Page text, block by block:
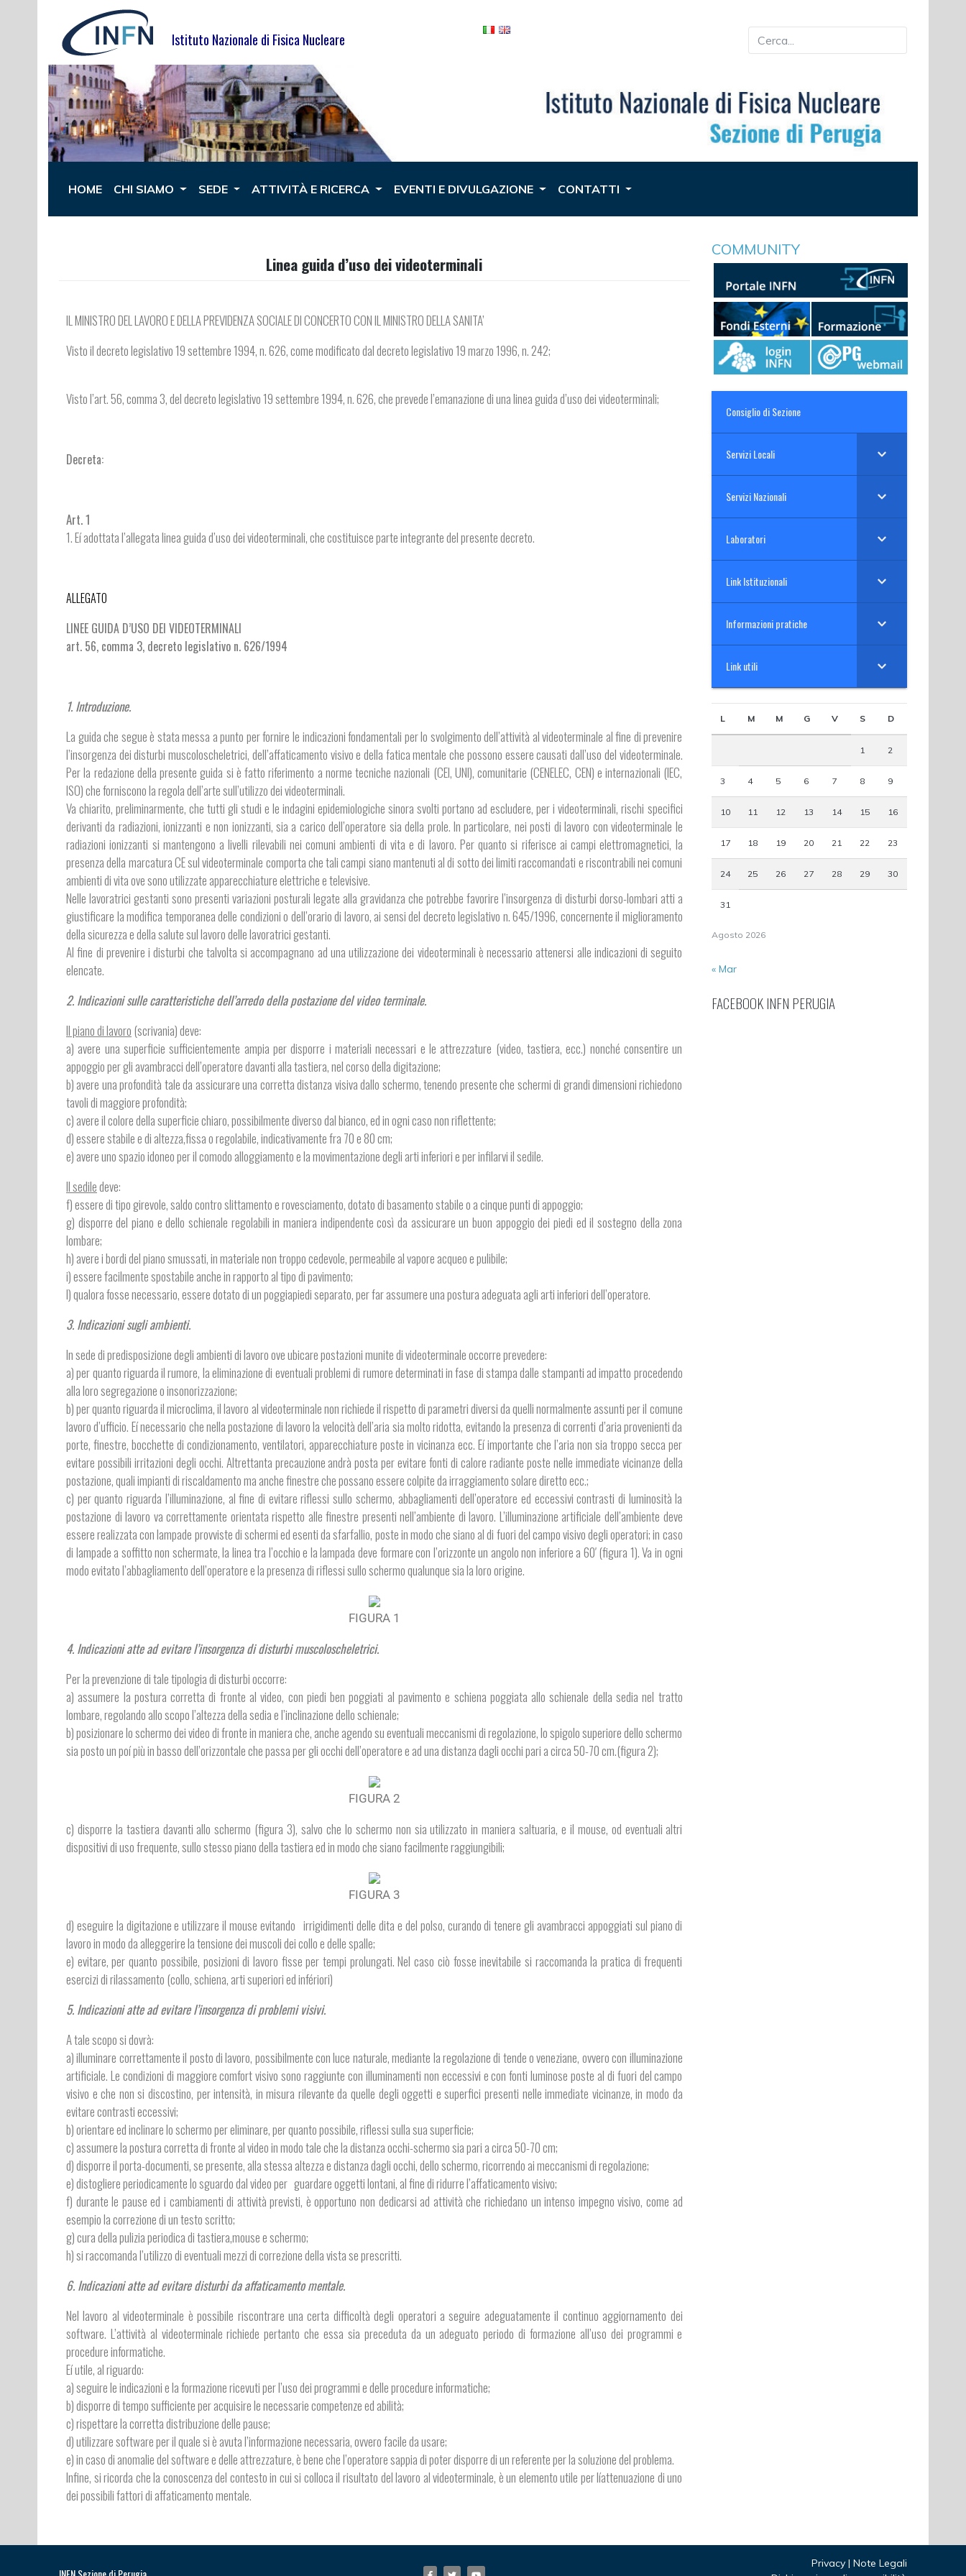
Istituto Nazionale di Fisica Nucleare
HOME CHI SIAMO SEDE ATTIVITÀ E RICERCA EVENTI E DIVULGAZIONE CONTATTI
Linea guida d’uso dei videoterminali
IL MINISTRO DEL LAVORO E DELLA PREVIDENZA SOCIALE DI CONCERTO CON IL MINISTRO DELLA SANITA’
Visto il decreto legislativo 19 settembre 1994, n. 626, come modificato dal decreto legislativo 19 marzo 1996, n. 242;
Visto l’art. 56, comma 3, del decreto legislativo 19 settembre 1994, n. 626, che prevede l’emanazione di una linea guida d’uso dei videoterminali;
Decreta:
Art. 1
1. Eí adottata l’allegata linea guida d’uso dei videoterminali, che costituisce parte integrante del presente decreto.
ALLEGATO
LINEE GUIDA D’USO DEI VIDEOTERMINALI
art. 56, comma 3, decreto legislativo n. 626/1994
1. Introduzione.
La guida che segue è stata messa a punto per fornire le indicazioni fondamentali per lo svolgimento dell’attività al videoterminale al fine di prevenire
l’insorgenza dei disturbi muscoloscheletrici, dell’affaticamento visivo e della fatica mentale che possono essere causati dall’uso del videoterminale.
Per la redazione della presente guida si è fatto riferimento a norme tecniche nazionali (CEI, UNI), comunitarie (CENELEC, CEN) e internazionali (IEC,
ISO) che forniscono la regola dell’arte sull’utilizzo dei videoterminali.
Va chiarito, preliminarmente, che tutti gli studi e le indagini epidemiologiche sinora svolti portano ad escludere, per i videoterminali, rischi specifici
derivanti da radiazioni, ionizzanti e non ionizzanti, sia a carico dell’operatore sia della prole. In particolare, nei posti di lavoro con videoterminale le
radiazioni ionizzanti si mantengono a livelli rilevabili nei comuni ambienti di vita e di lavoro. Per quanto si riferisce ai campi elettromagnetici, la
presenza della marcatura CE sul videoterminale comporta che tali campi siano mantenuti al di sotto dei limiti raccomandati e riscontrabili nei comuni
ambienti di vita ove sono utilizzate apparecchiature elettriche e televisive.
Nelle lavoratrici gestanti sono presenti variazioni posturali legate alla gravidanza che potrebbe favorire l’insorgenza di disturbi dorso-lombari atti a
giustificare la modifica temporanea delle condizioni o dell’orario di lavoro, ai sensi del decreto legislativo n. 645/1996, concernente il miglioramento
della sicurezza e della salute sul lavoro delle lavoratrici gestanti.
Al fine di prevenire i disturbi che talvolta si accompagnano ad una utilizzazione dei videoterminali è necessario attenersi alle indicazioni di seguito
elencate.
2. Indicazioni sulle caratteristiche dell’arredo della postazione del video terminale.
Il piano di lavoro (scrivania) deve:
a) avere una superficie sufficientemente ampia per disporre i materiali necessari e le attrezzature (video, tastiera, ecc.) nonché consentire un
appoggio per gli avambracci dell’operatore davanti alla tastiera, nel corso della digitazione;
b) avere una profondità tale da assicurare una corretta distanza visiva dallo schermo, tenendo presente che schermi di grandi dimensioni richiedono
tavoli di maggiore profondità;
c) avere il colore della superficie chiaro, possibilmente diverso dal bianco, ed in ogni caso non riflettente;
d) essere stabile e di altezza,fissa o regolabile, indicativamente fra 70 e 80 cm;
e) avere uno spazio idoneo per il comodo alloggiamento e la movimentazione degli arti inferiori e per infilarvi il sedile.
Il sediledeve:
f) essere di tipo girevole, saldo contro slittamento e rovesciamento, dotato di basamento stabile o a cinque punti di appoggio;
g) disporre del piano e dello schienale regolabili in maniera indipendente così da assicurare un buon appoggio dei piedi ed il sostegno della zona
lombare;
h) avere i bordi del piano smussati, in materiale non troppo cedevole, permeabile al vapore acqueo e pulibile;
i) essere facilmente spostabile anche in rapporto al tipo di pavimento;
l) qualora fosse necessario, essere dotato di un poggiapiedi separato, per far assumere una postura adeguata agli arti inferiori dell’operatore.
3. Indicazioni sugli ambienti.
In sede di predisposizione degli ambienti di lavoro ove ubicare postazioni munite di videoterminale occorre prevedere:
a) per quanto riguarda il rumore, la eliminazione di eventuali problemi di rumore determinati in fase di stampa dalle stampanti ad impatto procedendo
alla loro segregazione o insonorizzazione;
b) per quanto riguarda il microclima, il lavoro al videoterminale non richiede il rispetto di parametri diversi da quelli normalmente assunti per il comune
lavoro d’ufficio. Eí necessario che nella postazione di lavoro la velocità dell’aria sia molto ridotta, evitando la presenza di correnti d’aria provenienti da
porte, finestre, bocchette di condizionamento, ventilatori, apparecchiature poste in vicinanza ecc. Eí importante che l’aria non sia troppo secca per
evitare possibili irritazioni degli occhi. Altrettanta precauzione andrà posta per evitare fonti di calore radiante poste nelle immediate vicinanze della
postazione, quali impianti di riscaldamento ma anche finestre che possano essere colpite da irraggiamento solare diretto ecc.;
c) per quanto riguarda l’illuminazione, al fine di evitare riflessi sullo schermo, abbagliamenti dell’operatore ed eccessivi contrasti di luminosità la
postazione di lavoro va correttamente orientata rispetto alle finestre presenti nell’ambiente di lavoro. L’illuminazione artificiale dell’ambiente deve
essere realizzata con lampade provviste di schermi ed esenti da sfarfallio, poste in modo che siano al di fuori del campo visivo degli operatori; in caso
di lampade a soffitto non schermate, la linea tra l’occhio e la lampada deve formare con l’orizzonte un angolo non inferiore a 60′ (figura 1). Va in ogni
modo evitato l’abbagliamento dell’operatore e la presenza di riflessi sullo schermo qualunque sia la loro origine.
FIGURA 1
4. Indicazioni atte ad evitare l’insorgenza di disturbi muscoloscheletrici.
Per la prevenzione di tale tipologia di disturbi occorre:
a) assumere la postura corretta di fronte al video, con piedi ben poggiati al pavimento e schiena poggiata allo schienale della sedia nel tratto
lombare, regolando allo scopo l’altezza della sedia e l’inclinazione dello schienale;
b) posizionare lo schermo dei video di fronte in maniera che, anche agendo su eventuali meccanismi di regolazione, lo spigolo superiore dello schermo
sia posto un poí più in basso dell’orizzontale che passa per gli occhi dell’operatore e ad una distanza dagli occhi pari a circa 50-70 cm.(figura 2);
FIGURA 2
c) disporre la tastiera davanti allo schermo (figura 3), salvo che lo schermo non sia utilizzato in maniera saltuaria, e il mouse, od eventuali altri
dispositivi di uso frequente, sullo stesso piano della tastiera ed in modo che siano facilmente raggiungibili;
FIGURA 3
d) eseguire la digitazione e utilizzare il mouse evitando irrigidimenti delle dita e del polso, curando di tenere gli avambracci appoggiati sul piano di
lavoro in modo da alleggerire la tensione dei muscoli dei collo e delle spalle;
e) evitare, per quanto possibile, posizioni di lavoro fisse per tempi prolungati. Nel caso ciò fosse inevitabile si raccomanda la pratica di frequenti
esercizi di rilassamento (collo, schiena, arti superiori ed infériori)
5. Indicazioni atte ad evitare l’insorgenza di problemi visivi.
A tale scopo si dovrà:
a) illuminare correttamente il posto di lavoro, possibilmente con luce naturale, mediante la regolazione di tende o veneziane, ovvero con illuminazione
artificiale. Le condizioni di maggiore comfort visivo sono raggiunte con illuminamenti non eccessivi e con fonti luminose poste al di fuori del campo
visivo e che non si discostino, per intensità, in misura rilevante da quelle degli oggetti e superfici presenti nelle immediate vicinanze, in modo da
evitare contrasti eccessivi;
b) orientare ed inclinare lo schermo per eliminare, per quanto possibile, riflessi sulla sua superficie;
c) assumere la postura corretta di fronte al video in modo tale che la distanza occhi-schermo sia pari a circa 50-70 cm;
d) disporre il porta-documenti, se presente, alla stessa altezza e distanza dagli occhi, dello schermo, ricorrendo ai meccanismi di regolazione;
e) distogliere periodicamente lo sguardo dal video per guardare oggetti lontani, al fine di ridurre l’affaticamento visivo;
f) durante le pause ed i cambiamenti di attività previsti, è opportuno non dedicarsi ad attività che richiedano un intenso impegno visivo, come ad
esempio la correzione di un testo scritto;
g) cura della pulizia periodica di tastiera,mouse e schermo;
h) si raccomanda l’utilizzo di eventuali mezzi di correzione della vista se prescritti.
6. Indicazioni atte ad evitare disturbi da affaticamento mentale.
Nel lavoro al videoterminale è possibile riscontrare una certa difficoltà degli operatori a seguire adeguatamente il continuo aggiornamento dei
software. L’attività al videoterminale richiede pertanto che essa sia preceduta da un adeguato periodo di formazione all’uso dei programmi e
procedure informatiche.
Eí utile, al riguardo:
a) seguire le indicazioni e la formazione ricevuti per l’uso dei programmi e delle procedure informatiche;
b) disporre di tempo sufficiente per acquisire le necessarie competenze ed abilità;
c) rispettare la corretta distribuzione delle pause;
d) utilizzare software per il quale si è avuta l’informazione necessaria, ovvero facile da usare;
e) in caso di anomalie del software e delle attrezzature, è bene che l’operatore sappia di poter disporre di un referente per la soluzione del problema.
Infine, si ricorda che la conoscenza del contesto in cui si colloca il risultato del lavoro al videoterminale, è un elemento utile per líattenuazione di uno
dei possibili fattori di affaticamento mentale.
COMMUNITY
Consiglio di Sezione
Servizi Locali
Servizi Nazionali
Laboratori
Link Istituzionali
Informazioni pratiche
Link utili
Agosto 2026
L M M G V S D
1 2
3 4 5 6 7 8 9
10 11 12 13 14 15 16
17 18 19 20 21 22 23
24 25 26 27 28 29 30
31
« Mar
FACEBOOK INFN PERUGIA
Privacy| Note Legali